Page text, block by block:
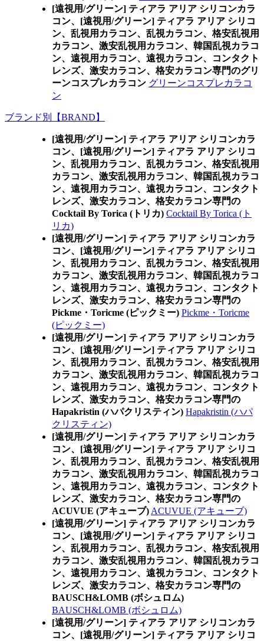
[遠視用/グリーン] ティアラ アリア シリコンカラ
コン、 [遠視用/グリーン] ティアラ アリア シリコ
ン、乱視用カラコン、乱視カラコン、格安乱視用
カラコン、激安乱視用カラコン、韓国乱視カラコ
ン、遠視用カラコン、遠視カラコン、コンタクト
レンズ、激安カラコン、格安カラコン専門のグリ
ーンコスプレカラコン グリーンコスプレカラコ
ン
ブランド別【BRAND】
[遠視用/グリーン] ティアラ アリア シリコンカラ
コン、 [遠視用/グリーン] ティアラ アリア シリコ
ン、乱視用カラコン、乱視カラコン、格安乱視用
カラコン、激安乱視用カラコン、韓国乱視カラコ
ン、遠視用カラコン、遠視カラコン、コンタクト
レンズ、激安カラコン、格安カラコン専門の
Cocktail By Torica (トリカ) Cocktail By Torica (ト
リカ)
[遠視用/グリーン] ティアラ アリア シリコンカラ
コン、 [遠視用/グリーン] ティアラ アリア シリコ
ン、乱視用カラコン、乱視カラコン、格安乱視用
カラコン、激安乱視用カラコン、韓国乱視カラコ
ン、遠視用カラコン、遠視カラコン、コンタクト
レンズ、激安カラコン、格安カラコン専門の
Pickme・Toricme (ピックミー) Pickme・Toricme
(ピックミー)
[遠視用/グリーン] ティアラ アリア シリコンカラ
コン、 [遠視用/グリーン] ティアラ アリア シリコ
ン、乱視用カラコン、乱視カラコン、格安乱視用
カラコン、激安乱視用カラコン、韓国乱視カラコ
ン、遠視用カラコン、遠視カラコン、コンタクト
レンズ、激安カラコン、格安カラコン専門の
Hapakristin (ハパクリスティン) Hapakristin (ハパ
クリスティン)
[遠視用/グリーン] ティアラ アリア シリコンカラ
コン、 [遠視用/グリーン] ティアラ アリア シリコ
ン、乱視用カラコン、乱視カラコン、格安乱視用
カラコン、激安乱視用カラコン、韓国乱視カラコ
ン、遠視用カラコン、遠視カラコン、コンタクト
レンズ、激安カラコン、格安カラコン専門の
ACUVUE (アキューブ) ACUVUE (アキューブ)
[遠視用/グリーン] ティアラ アリア シリコンカラ
コン、 [遠視用/グリーン] ティアラ アリア シリコ
ン、乱視用カラコン、乱視カラコン、格安乱視用
カラコン、激安乱視用カラコン、韓国乱視カラコ
ン、遠視用カラコン、遠視カラコン、コンタクト
レンズ、激安カラコン、格安カラコン専門の
BAUSCH&LOMB (ボシュロム)
BAUSCH&LOMB (ボシュロム)
[遠視用/グリーン] ティアラ アリア シリコンカラ
コン、 [遠視用/グリーン] ティアラ アリア シリコ